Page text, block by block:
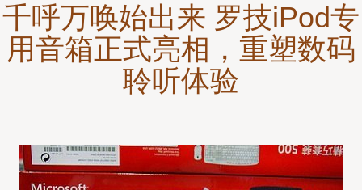
千呼万唤始出来 罗技iPod专
用音箱正式亮相，重塑数码
聆听体验